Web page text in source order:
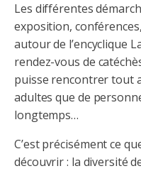
Les différentes
exposition,
autour de l’encyclique
rendez-vous de
puisse rencontrer tout
adultes que de
longtemps…
C’est précisément ce
découvrir : la diversité